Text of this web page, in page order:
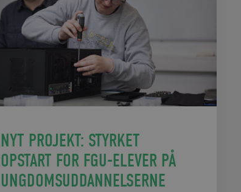
NYT PROJEKT: STYRKET
OPSTART FOR FGU-ELEVER PÅ
UNGDOMSUDDANNELSERNE